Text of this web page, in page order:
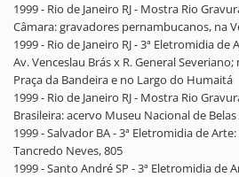
1999 - Rio de Janeiro RJ - Mostra Rio
Câmara: gravadores pernambucanos, na
1999 - Rio de Janeiro RJ - 3ª Eletromidia
Av. Venceslau Brás x R. General
Praça da Bandeira e no Largo do Humaitá
1999 - Rio de Janeiro RJ - Mostra Rio
Brasileira: acervo Museu Nacional de
1999 - Salvador BA - 3ª Eletromidia de
Tancredo Neves, 805
1999 - Santo André SP - 3ª Eletromidia de